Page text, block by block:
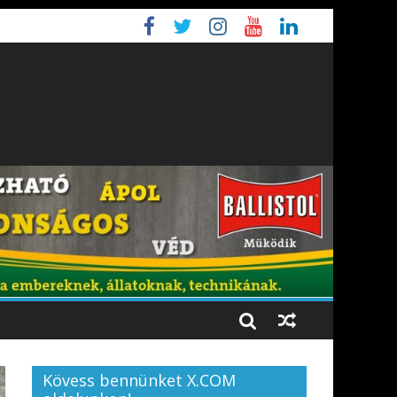
Kövess bennünket X.COM